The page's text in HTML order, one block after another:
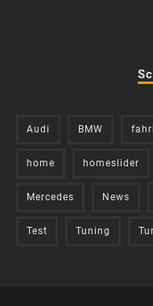
Audi BMW
home homeslider
Mercedes News
Test Tuning